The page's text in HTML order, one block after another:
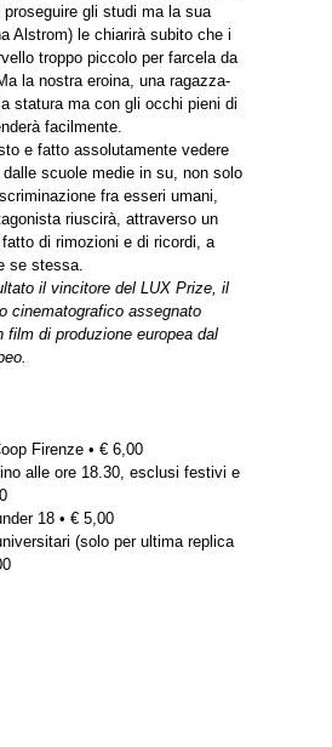
proseguire gli studi ma la sua
Alstrom) le chiarirà subito che i
troppo piccolo per farcela da
la nostra eroina, una ragazza-
statura ma con gli occhi pieni di
facilmente.
e fatto assolutamente vedere
scuole medie in su, non solo
fra esseri umani,
riuscirà, attraverso un
di rimozioni e di ricordi, a
se stessa.
il vincitore del LUX Prize, il
cinematografico assegnato
film di produzione europea dal
Firenze • € 6,00
alle ore 18.30, esclusi festivi e
18 • € 5,00
(solo per ultima replica